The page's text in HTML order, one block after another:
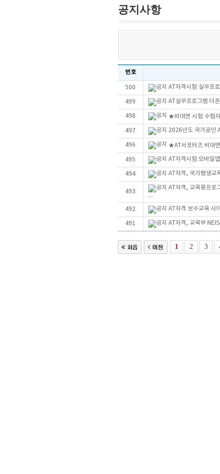
공지사항
번호
500 AT자격시험 실무프
499 AT실무프로그램 더
498 ★비대면 시험 수험
497 2026년도 국가공인
496 ★AT서포터즈 비대
495 AT자격시험 모바일
494 AT자격, 국가평생교
493
AT자격, 교육용프로
...
492 AT자격 보수교육 사
491 AT자격, 교육부
1 2 3